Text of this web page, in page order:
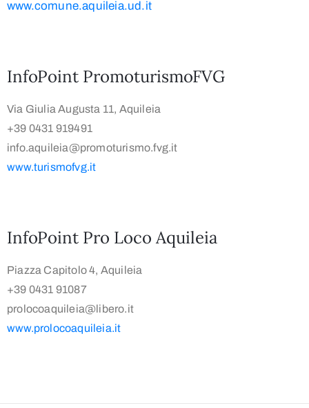
www.comune.aquileia.ud.it
InfoPoint PromoturismoFVG
Via Giulia Augusta 11, Aquileia
+39 0431 919491
info.aquileia@promoturismo.fvg.it
www.turismofvg.it
InfoPoint Pro Loco Aquileia
Piazza Capitolo 4, Aquileia
+39 0431 91087
prolocoaquileia@libero.it
www.prolocoaquileia.it